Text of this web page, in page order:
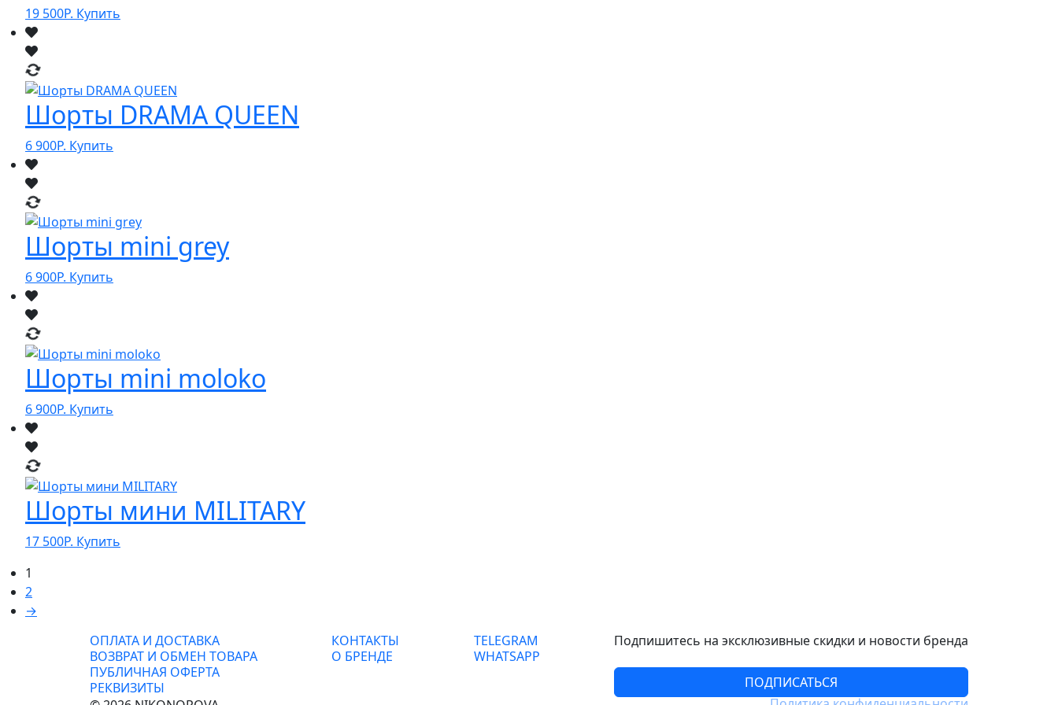
19 500Р. Купить
Шорты DRAMA QUEEN
6 900Р. Купить
Шорты mini grey
6 900Р. Купить
Шорты mini moloko
6 900Р. Купить
Шорты мини MILITARY
17 500Р. Купить
1
2
→
ОПЛАТА И ДОСТАВКА
ВОЗВРАТ И ОБМЕН ТОВАРА
ПУБЛИЧНАЯ ОФЕРТА
РЕКВИЗИТЫ
КОНТАКТЫ
О БРЕНДЕ
TELEGRAM
WHATSAPP
Подпишитесь на эксклюзивные скидки и новости бренда
ПОДПИСАТЬСЯ